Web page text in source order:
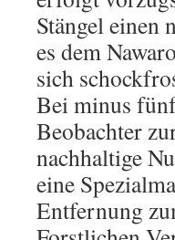
Stängel einen
es dem
sich
Bei minus
Beobachter
nachhaltige
eine
Entfernung